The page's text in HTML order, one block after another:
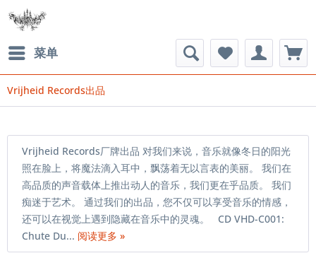
菜单
Vrijheid Records出品
Vrijheid Records厂牌出品 对我们来说，音乐就像冬日的阳光
照在脸上，将魔法滴入耳中，飘荡着无以言表的美丽。 我们在
高品质的声音载体上推出动人的音乐，我们更在乎品质。 我们
痴迷于艺术。 通过我们的出品，您不仅可以享受音乐的情感，
还可以在视觉上遇到隐藏在音乐中的灵魂。 CD VHD-C001:
Chute Du... 阅读更多 »